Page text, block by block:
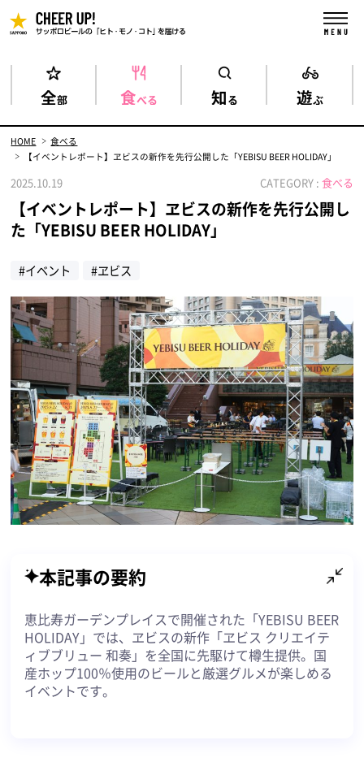
全部 食べる 知る 遊ぶ
HOME
食べる
【イベントレポート】ヱビスの新作を先行公開した「YEBISU BEER HOLIDAY」
2025.10.19 CATEGORY : 食べる
【イベントレポート】ヱビスの新作を先行公開し
た「YEBISU BEER HOLIDAY」
#イベント #ヱビス
本記事の要約
恵比寿ガーデンプレイスで開催された「YEBISU BEER
HOLIDAY」では、ヱビスの新作「ヱビス クリエイテ
ィブブリュー 和奏」を全国に先駆けて樽生提供。国
産ホップ100％使用のビールと厳選グルメが楽しめる
イベントです。